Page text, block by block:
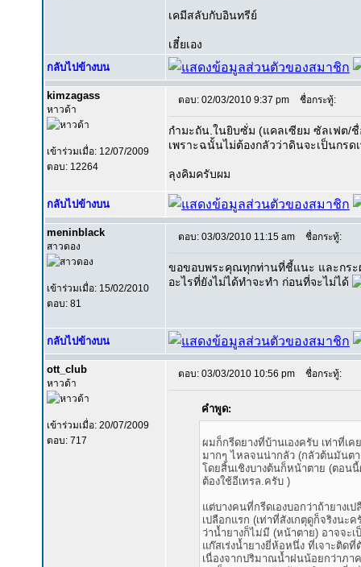
เคมีสลับกับอินทรีย์
เฮี๋ยเอง
กลับไปข้างบน
kimzagass
หาวด้า
เข้าร่วมเมื่อ: 12/07/2009
ตอบ: 12264
ตอบ: 02/03/2010 9:37 pm ชื่อกระทู้:
กำมะถัน.ในยิบซั่ม (แคลเซียม ซัลเฟต/
เพราะฉนั้นไม่ต้องกลัวว่าดินจะเป็นกรด
ลุงคิมครับผม
กลับไปข้างบน
meninblack
สาวดอง
เข้าร่วมเมื่อ: 15/02/2010
ตอบ: 81
ตอบ: 03/03/2010 11:15 am ชื่อกระทู้:
ขอขอบพระคุณทุกท่านที่ชี้แนะ และกระ
อะไรที่ยังไม่ได้ทำจะทำ ก่อนที่จะไม่ได้
กลับไปข้างบน
ott_club
หาวด้า
เข้าร่วมเมื่อ: 20/07/2009
ตอบ: 717
ตอบ: 03/03/2010 10:56 pm ชื่อกระทู้:
คำพูด:
ผมก็กรีดยางที่บ้านเองครับ เท่าที่เค
มากๆ ไหลจนน่ากลัว (กลัวต้นมันต
โดยสิ้นเชิงบางต้นก็หน้าตาย (ตอน
ต้องใช้อีเทรล.ครับ )
แต่บางคนที่กรีดเองบอกว่าถ้ายางเ
เปลือกแรก (เท่าที่สังเกตุดูก็จริงนะ
ว่าน้ำยางก็ไม่มี (หน้าตาย) อาจจะ
แก๊สเร่งน้ำยางยี่ห้อหนึ่ง ที่เจาะติด
เนื่องจากปริมาณน้ำฝนน้อยกว่าภา